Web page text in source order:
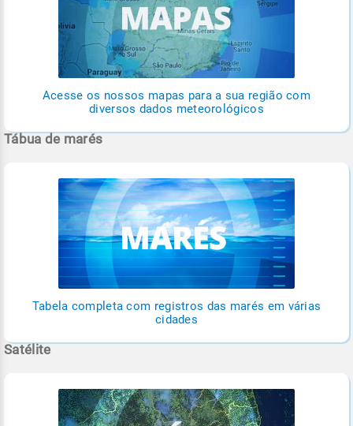
Acesse os nossos mapas para a sua região com
diversos dados meteorológicos
Tábua de marés
Tabela completa com registros das marés em várias
cidades
Satélite